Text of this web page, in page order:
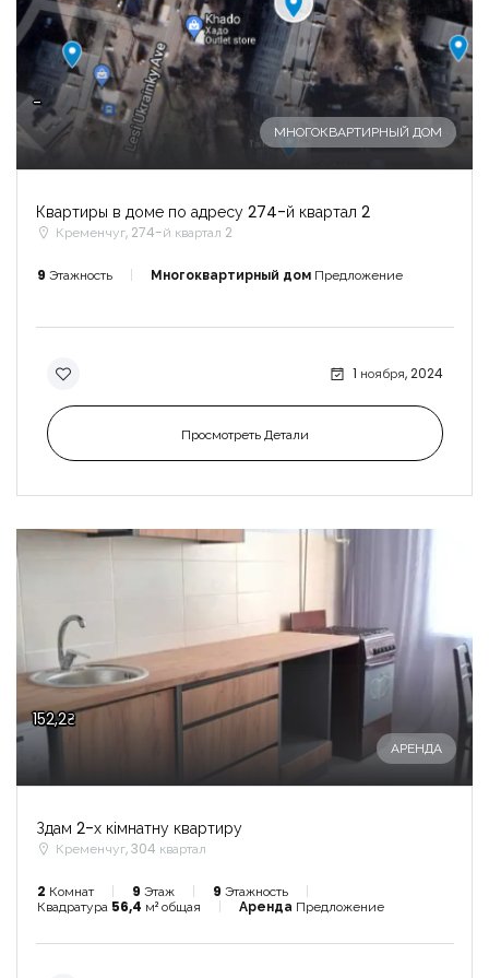
-
МНОГОКВАРТИРНЫЙ ДОМ
Квартиры в доме по адресу 274-й квартал 2
Кременчуг, 274-й квартал 2
9 Этажность Многоквартирный дом Предложение
1 ноября, 2024
Просмотреть Детали
152,2₴
АРЕНДА
Здам 2-х кімнатну квартиру
Кременчуг, 304 квартал
2 Комнат 9 Этаж 9 Этажность
Квадратура 56,4 м² общая Аренда Предложение